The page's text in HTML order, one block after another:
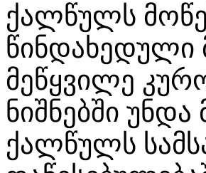
ქალწულს
წინდახედული
მეწყვილე
ნიშნებში
ქალწულს